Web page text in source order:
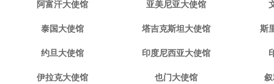
阿富汗大使馆 亚美尼亚大使馆
泰国大使馆 塔吉克斯坦大使馆 斯
约旦大使馆 印度尼西亚大使馆
伊拉克大使馆 也门大使馆